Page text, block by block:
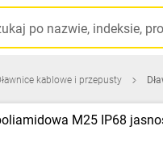
kablowe i przepusty
M25 IP68